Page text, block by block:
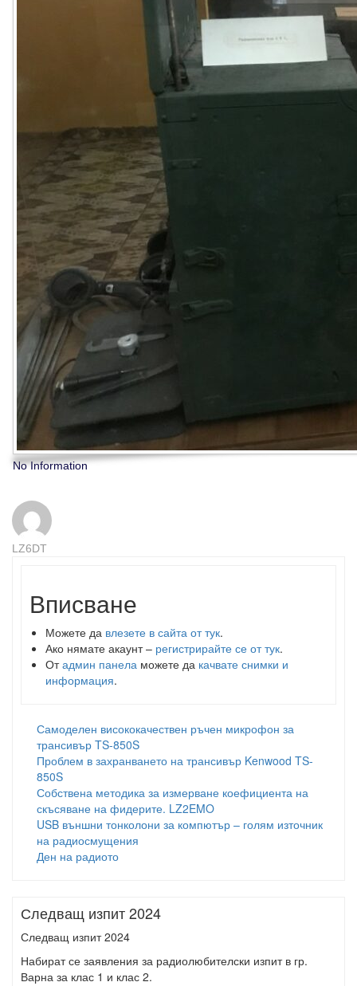
No Information
LZ6DT
Вписване
Можете да влезете в сайта от тук.
Ако нямате акаунт – регистрирайте се от тук.
Отадмин панела можете да качвате снимки и
информация.
Самоделен висококачествен ръчен микрофон за
трансивър TS-850S
Проблем в захранването на трансивър Kenwood TS-
850S
Собствена методика за измерване коефициента на
скъсяване на фидерите. LZ2EMO
USB външни тонколони за компютър – голям източник
на радиосмущения
Ден на радиото
Следващ изпит 2024
Следващ изпит 2024
Набират се заявления за радиолюбителски изпит в гр.
Варна за клас 1 и клас 2.